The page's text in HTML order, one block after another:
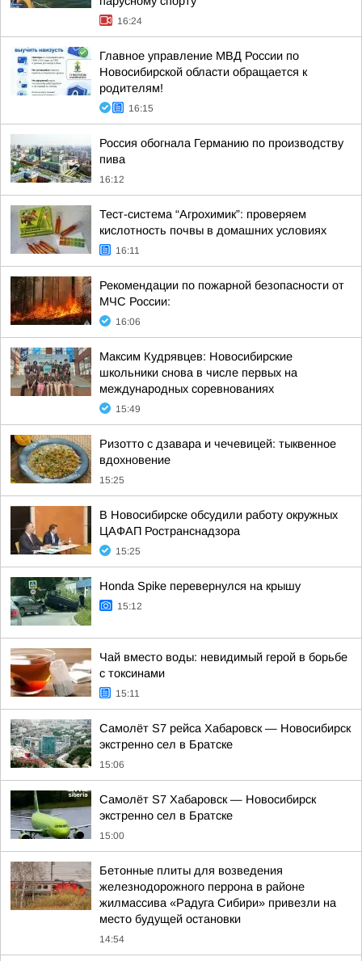
16:24
Главное управление МВД России по
Новосибирской области обращается к
родителям!
16:15
Россия обогнала Германию по производству
пива
16:12
Тест-система “Агрохимик”: проверяем
кислотность почвы в домашних условиях
16:11
Рекомендации по пожарной безопасности от
МЧС России:
16:06
Максим Кудрявцев: Новосибирские
школьники снова в числе первых на
международных соревнованиях
15:49
Ризотто с дзавара и чечевицей: тыквенное
вдохновение
15:25
В Новосибирске обсудили работу окружных
ЦАФАП Ространснадзора
15:25
Honda Spike перевернулся на крышу
15:12
Чай вместо воды: невидимый герой в борьбе
с токсинами
15:11
Самолёт S7 рейса Хабаровск — Новосибирск
экстренно сел в Братске
15:06
Самолёт S7 Хабаровск — Новосибирск
экстренно сел в Братске
15:00
Бетонные плиты для возведения
железнодорожного перрона в районе
жилмассива «Радуга Сибири» привезли на
место будущей остановки
14:54